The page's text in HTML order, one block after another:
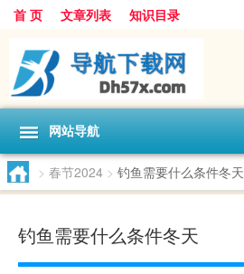
首 页 文章列表 知识目录
网站导航
> 春节2024 > 钓鱼需要什么条件冬天
钓鱼需要什么条件冬天